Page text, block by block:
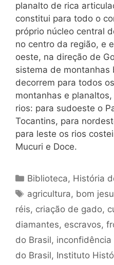
planalto de rica
constitui para todo o
próprio núcleo central
no centro da região, e
oeste, na direção de
sistema de montanhas
decorrem para todos
montanhas e
rios: para sudoeste o
Tocantins, para
para leste os rios
Mucuri e Doce.
Categorias
Biblioteca, História
Tags
agricultura, bom
réis, criação de gado,
diamantes, escravos,
do Brasil, inconfidência
do Brasil, Instituto